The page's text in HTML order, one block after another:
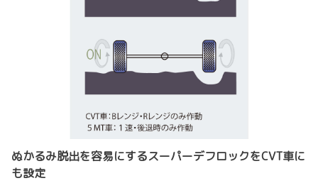
ぬかるみ脱出を容易にするスーパーデフロックをCVT車に
も設定